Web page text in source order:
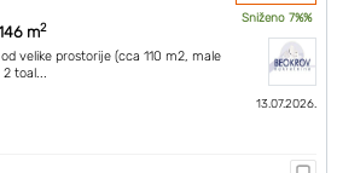
m2
velike prostorije (cca 110 m2, male
toal...
Sniženo 7%%
13.07.2026.